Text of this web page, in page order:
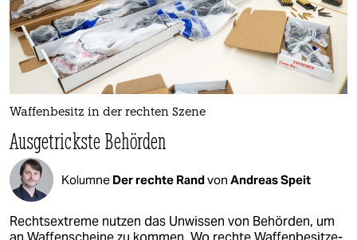
Waffenbesitz in der rechten Szene
Ausgetrickste Behörden
Kolumne Der rechte Randvon Andreas Speit
Rechtsextreme nutzen das Unwissen von Behörden, um